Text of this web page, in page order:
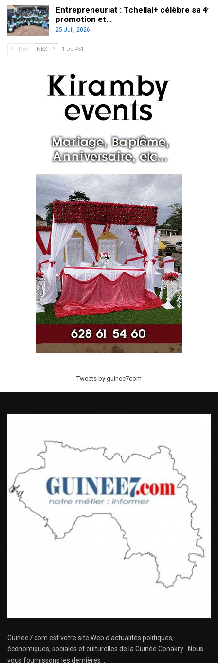
Entrepreneuriat : Tchellal+ célèbre sa 4ᵉ
promotion et…
25 Juil, 2026
PREV NEXT 1 De 451
Tweets by guinee7com
Guinee7.com est votre site Web d'actualités politiques,
économiques, sociales et culturelles de la Guinée Conakry . Nous
vous fournissons les dernières ...